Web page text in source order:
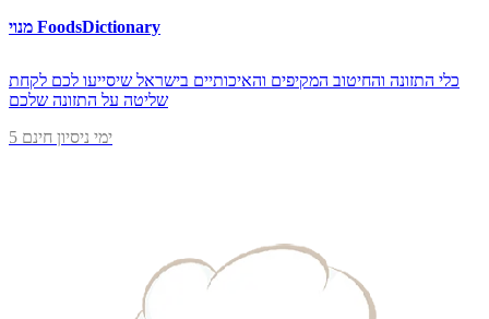
מנוי FoodsDictionary
כלי התזונה והחיטוב המקיפים והאיכותיים בישראל שיסייעו לכם לקחת
שליטה על התזונה שלכם
5 ימי ניסיון חינם